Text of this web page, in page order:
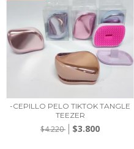
-CEPILLO PELO TIKTOK TANGLE
TEEZER
$4.220 $3.800